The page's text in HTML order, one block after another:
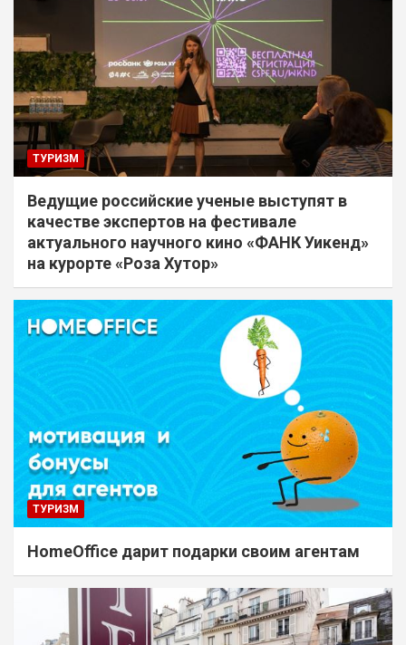
ТУРИЗМ
Ведущие российские ученые выступят в
качестве экспертов на фестивале
актуального научного кино «ФАНК Уикенд»
на курорте «Роза Хутор»
ТУРИЗМ
HomeOffice дарит подарки своим агентам